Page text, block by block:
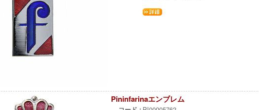
Pininfarinaエンブレム